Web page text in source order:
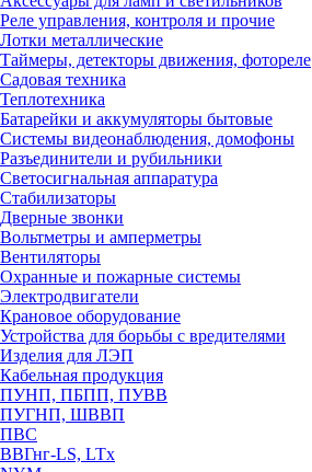
Реле управления, контроля и прочие
Лотки металлические
Таймеры, детекторы движения, фотореле
Садовая техника
Теплотехника
Батарейки и аккумуляторы бытовые
Системы видеонаблюдения, домофоны
Разъединители и рубильники
Светосигнальная аппаратура
Стабилизаторы
Дверные звонки
Вольтметры и амперметры
Вентиляторы
Охранные и пожарные системы
Электродвигатели
Крановое оборудование
Устройства для борьбы с вредителями
Изделия для ЛЭП
Кабельная продукция
ПУНП, ПБПП, ПУВВ
ПУГНП, ШВВП
ПВС
ВВГнг-LS, LTx